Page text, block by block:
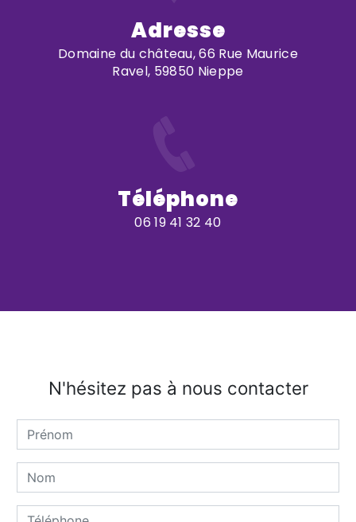
Adresse
Domaine du château, 66 Rue Maurice
Ravel, 59850 Nieppe
Téléphone
06 19 41 32 40
N'hésitez pas à nous contacter